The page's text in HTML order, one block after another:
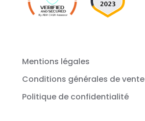
Mentions légales
Conditions générales de vente
Politique de confidentialité